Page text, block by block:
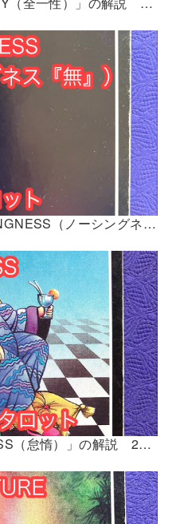
OSHO禅タロット「NO-THINGNESS（ノーシングネス『無』）」の解説 2024年4月の門鑑定（立門）
OSHO禅タロット「LAZINESS（怠惰）」の解説 2024年4月の門鑑定（修門）